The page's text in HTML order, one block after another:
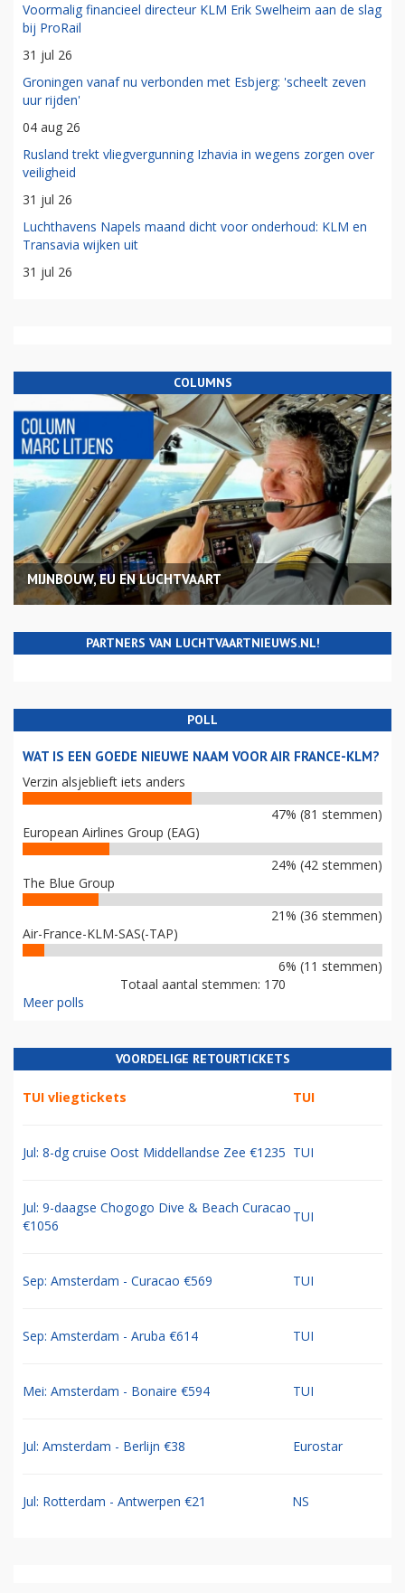
Voormalig financieel directeur KLM Erik Swelheim aan de slag
bij ProRail
31 jul 26
Groningen vanaf nu verbonden met Esbjerg: 'scheelt zeven
uur rijden'
04 aug 26
Rusland trekt vliegvergunning Izhavia in wegens zorgen over
veiligheid
31 jul 26
Luchthavens Napels maand dicht voor onderhoud: KLM en
Transavia wijken uit
31 jul 26
COLUMNS
MIJNBOUW, EU EN LUCHTVAART
PARTNERS VAN LUCHTVAARTNIEUWS.NL!
POLL
WAT IS EEN GOEDE NIEUWE NAAM VOOR AIR FRANCE-KLM?
Verzin alsjeblieft iets anders
47% (81 stemmen)
European Airlines Group (EAG)
24% (42 stemmen)
The Blue Group
21% (36 stemmen)
Air-France-KLM-SAS(-TAP)
6% (11 stemmen)
Totaal aantal stemmen: 170
Meer polls
VOORDELIGE RETOURTICKETS
TUI vliegtickets TUI
Jul: 8-dg cruise Oost Middellandse Zee €1235 TUI
Jul: 9-daagse Chogogo Dive & Beach Curacao
€1056
TUI
Sep: Amsterdam - Curacao €569 TUI
Sep: Amsterdam - Aruba €614 TUI
Mei: Amsterdam - Bonaire €594 TUI
Jul: Amsterdam - Berlijn €38 Eurostar
Jul: Rotterdam - Antwerpen €21 NS